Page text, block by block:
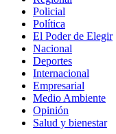
Policial
Política
El Poder de Elegir
Nacional
Deportes
Internacional
Empresarial
Medio Ambiente
Opinión
Salud y bienestar